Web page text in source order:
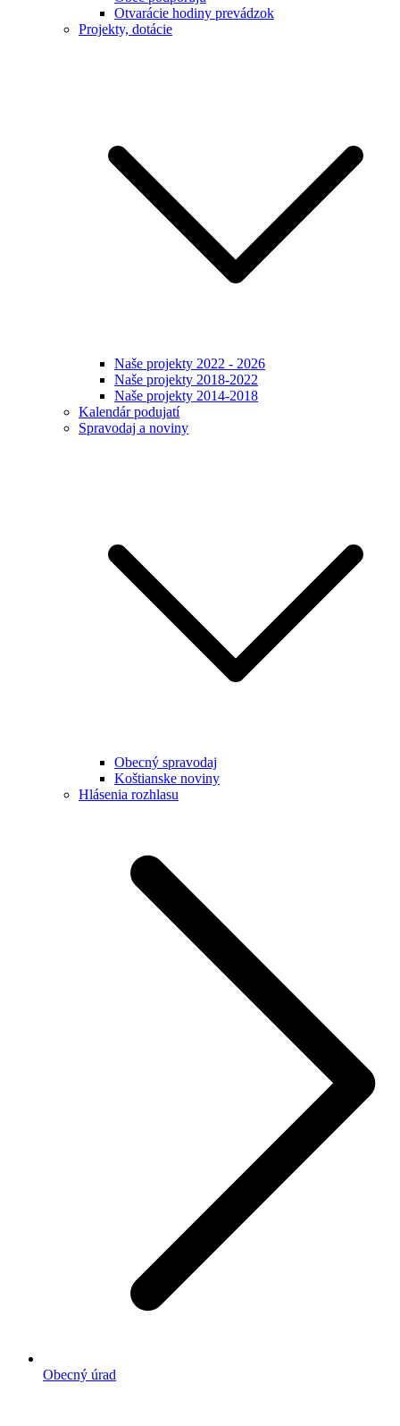
Otvarácie hodiny prevádzok
Projekty, dotácie
Naše projekty 2022 - 2026
Naše projekty 2018-2022
Naše projekty 2014-2018
Kalendár podujatí
Spravodaj a noviny
Obecný spravodaj
Koštianske noviny
Hlásenia rozhlasu
Obecný úrad